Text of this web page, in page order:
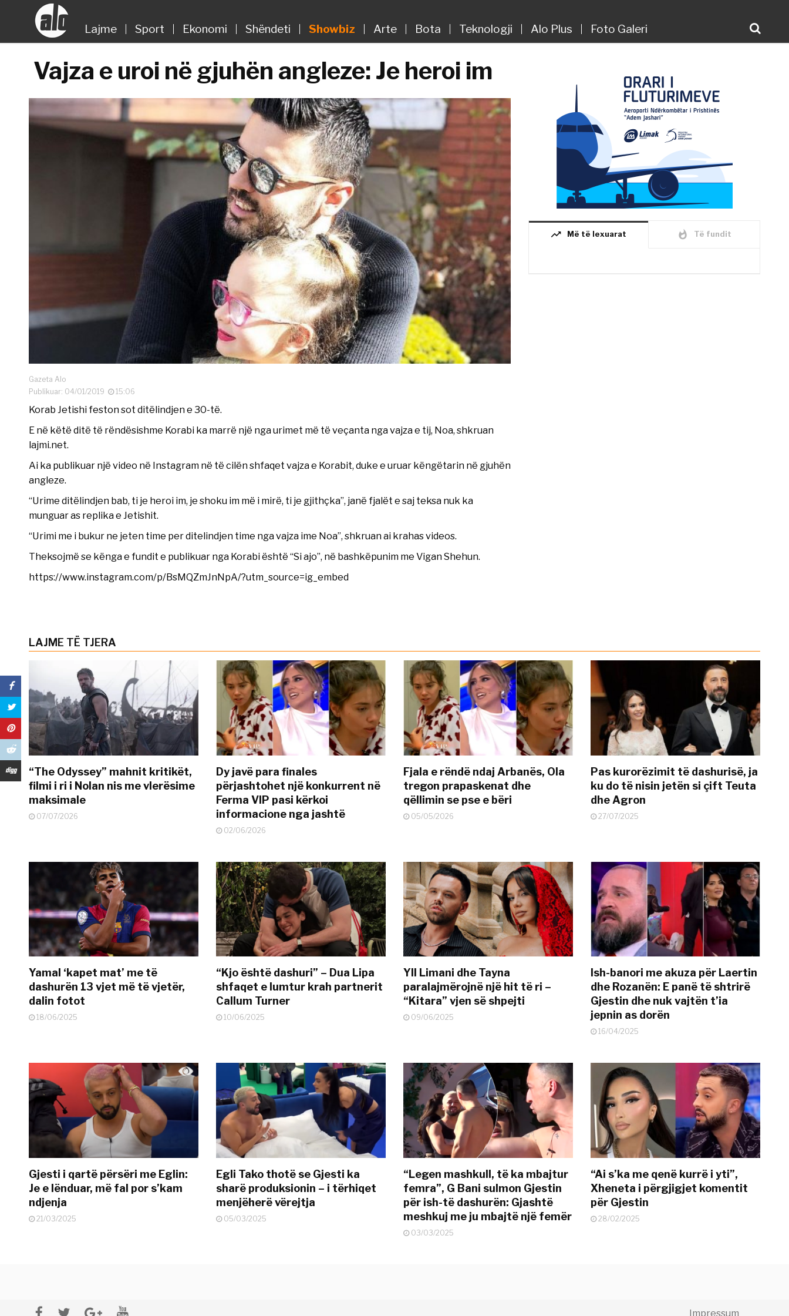
Lajme Sport Ekonomi Shëndeti Showbiz Arte Bota Teknologji Alo Plus Foto Galeri
Vajza e uroi në gjuhën angleze: Je heroi im
Gazeta Alo
Publikuar: 04/01/2019
15:06
Korab Jetishi feston sot ditëlindjen e 30-të.
E në këtë ditë të rëndësishme Korabi ka marrë një nga urimet më të veçanta nga vajza e tij, Noa, shkruan
lajmi.net.
Ai ka publikuar një video në Instagram në të cilën shfaqet vajza e Korabit, duke e uruar këngëtarin në gjuhën
angleze.
“Urime ditëlindjen bab, ti je heroi im, je shoku im më i mirë, ti je gjithçka”, janë fjalët e saj teksa nuk ka
munguar as replika e Jetishit.
“Urimi me i bukur ne jeten time per ditelindjen time nga vajza ime Noa”, shkruan ai krahas videos.
Theksojmë se kënga e fundit e publikuar nga Korabi është “Si ajo”, në bashkëpunim me Vigan Shehun.
https://www.instagram.com/p/BsMQZmJnNpA/?utm_source=ig_embed
trending_up Më të lexuarat whatshot Të fundit
LAJME TË TJERA
“The Odyssey” mahnit kritikët,
filmi i ri i Nolan nis me vlerësime
maksimale
07/07/2026
Dy javë para finales
përjashtohet një konkurrent në
Ferma VIP pasi kërkoi
informacione nga jashtë
02/06/2026
Fjala e rëndë ndaj Arbanës, Ola
tregon prapaskenat dhe
qëllimin se pse e bëri
05/05/2026
Pas kurorëzimit të dashurisë, ja
ku do të nisin jetën si çift Teuta
dhe Agron
27/07/2025
Yamal ‘kapet mat’ me të
dashurën 13 vjet më të vjetër,
dalin fotot
18/06/2025
“Kjo është dashuri” – Dua Lipa
shfaqet e lumtur krah partnerit
Callum Turner
10/06/2025
Yll Limani dhe Tayna
paralajmërojnë një hit të ri –
“Kitara” vjen së shpejti
09/06/2025
Ish-banori me akuza për Laertin
dhe Rozanën: E panë të shtrirë
Gjestin dhe nuk vajtën t’ia
jepnin as dorën
16/04/2025
Gjesti i qartë përsëri me Eglin:
Je e lënduar, më fal por s’kam
ndjenja
21/03/2025
Egli Tako thotë se Gjesti ka
sharë produksionin – i tërhiqet
menjëherë vërejtja
05/03/2025
“Legen mashkull, të ka mbajtur
femra”, G Bani sulmon Gjestin
për ish-të dashurën: Gjashtë
meshkuj me ju mbajtë një femër
03/03/2025
“Ai s’ka me qenë kurrë i yti”,
Xheneta i përgjigjet komentit
për Gjestin
28/02/2025
Impressum